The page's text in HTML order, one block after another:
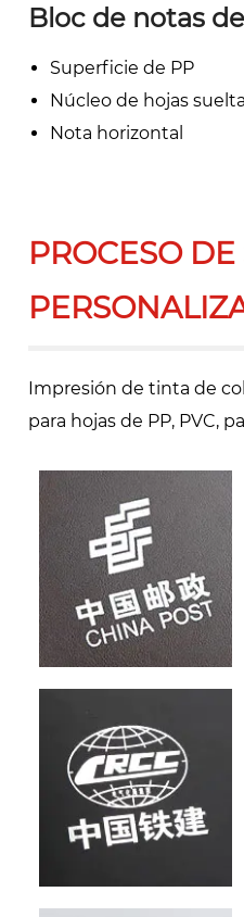
Bloc de notas
Superficie de PP
Núcleo de hojas
Nota horizontal
PROCESO
Impresión de tinta de
para hojas de PP, PVC,